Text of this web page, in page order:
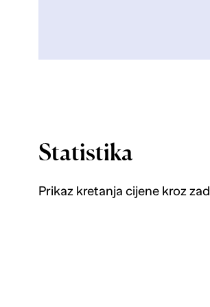
Statistika
Prikaz kretanja cijene kroz